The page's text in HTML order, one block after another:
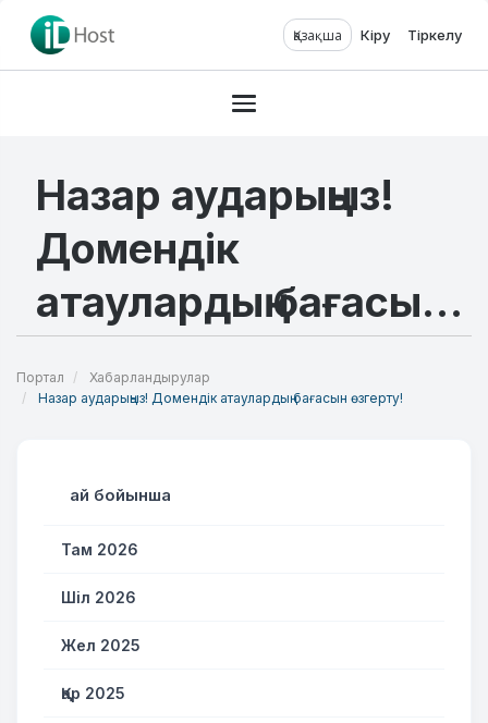
Қазақша Кіру Тіркелу
Навигацияны ауыстыру
Назар аударыңыз!
Домендік
атаулардың бағасын
Портал
Хабарландырулар
Назар аударыңыз! Домендік атаулардың бағасын өзгерту!
ай бойынша
Там 2026
Шіл 2026
Жел 2025
Қар 2025